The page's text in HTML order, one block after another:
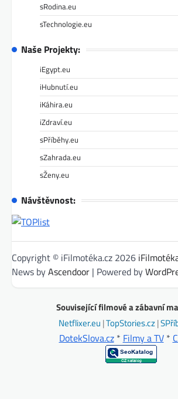
sRodina.eu
sTechnologie.eu
Naše Projekty:
iEgypt.eu
iHubnutí.eu
iKáhira.eu
iZdraví.eu
sPříběhy.eu
sZahrada.eu
sŽeny.eu
Návštěvnost:
Copyright © iFilmotéka.cz 2026
News byAscendoor | Powered by
Související filmové a zábavní
Netflixer.eu |TopStories.cz|
DotekSlova.cz* Filmy a TV*